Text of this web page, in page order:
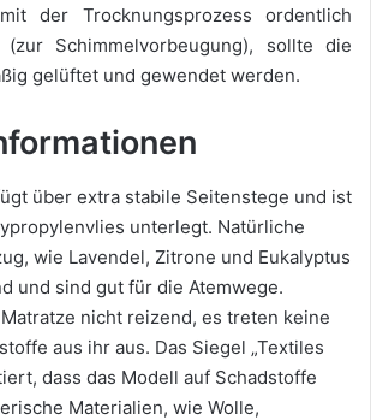
der Trocknungsprozess ordentlich
Schimmelvorbeugung), sollte die
gelüftet und gewendet werden.
über extra stabile Seitenstege und ist
unterlegt. Natürliche
wie Lavendel, Zitrone und Eukalyptus
und sind gut für die Atemwege.
nicht reizend, es treten keine
aus ihr aus. Das Siegel „Textiles
dass das Modell auf Schadstoffe
Materialien, wie Wolle,